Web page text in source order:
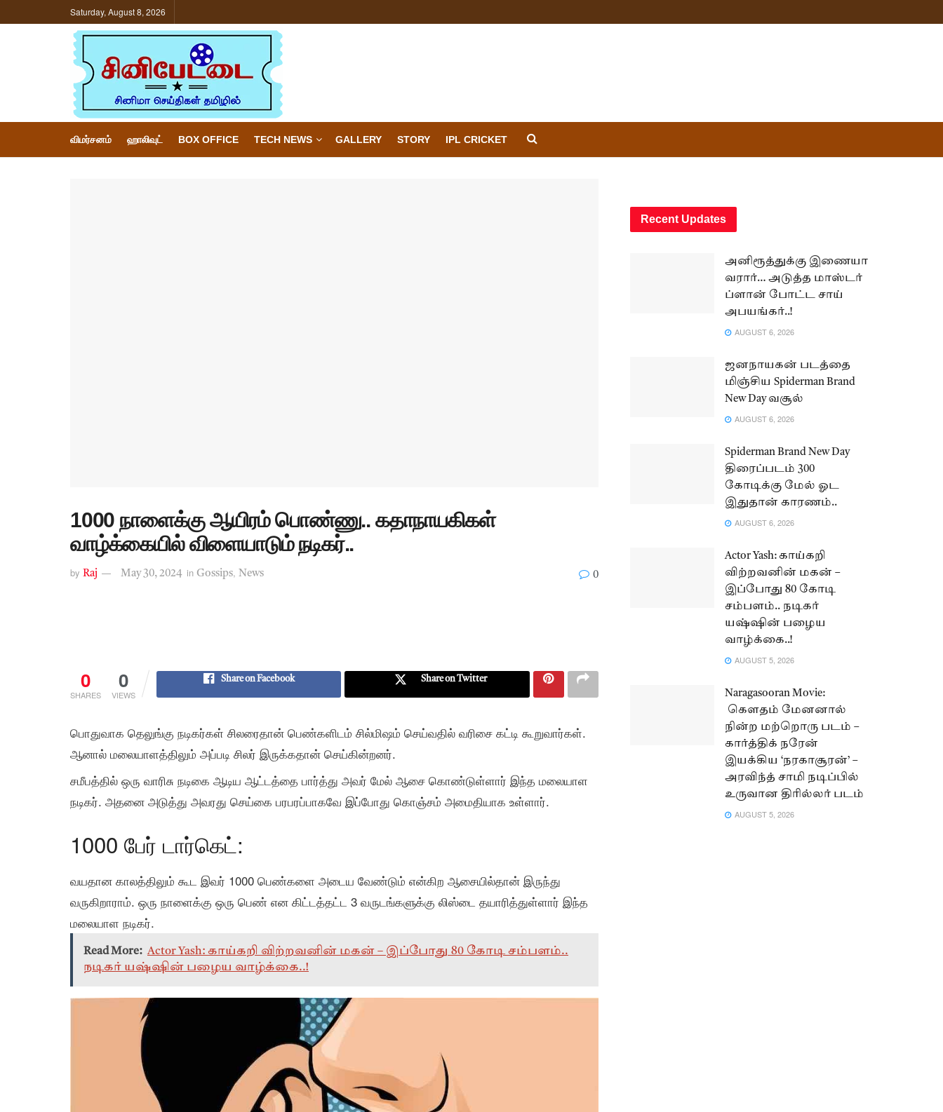
Saturday, August 8, 2026
விமர்சனம் ஹாலிவுட் BOX OFFICE TECH NEWS GALLERY STORY IPL CRICKET
1000 நாளைக்கு ஆயிரம் பொண்ணு.. கதாநாயகிகள்
வாழ்க்கையில் விளையாடும் நடிகர்..
by Raj May 30, 2024 in Gossips, News 0
0
SHARES
0
VIEWS
Share on Facebook Share on Twitter
பொதுவாக தெலுங்கு நடிகர்கள் சிலரைதான் பெண்களிடம் சில்மிஷம் செய்வதில் வரிசை கட்டி கூறுவார்கள்.
ஆனால் மலையாளத்திலும் அப்படி சிலர் இருக்கதான் செய்கின்றனர்.
சமீபத்தில் ஒரு வாரிசு நடிகை ஆடிய ஆட்டத்தை பார்த்து அவர் மேல் ஆசை கொண்டுள்ளார் இந்த மலையாள
நடிகர். அதனை அடுத்து அவரது செய்கை பரபரப்பாகவே இப்போது கொஞ்சம் அமைதியாக உள்ளார்.
1000 பேர் டார்கெட்:
வயதான காலத்திலும் கூட இவர் 1000 பெண்களை அடைய வேண்டும் என்கிற ஆசையில்தான் இருந்து
வருகிறாராம். ஒரு நாளைக்கு ஒரு பெண் என கிட்டத்தட்ட 3 வருடங்களுக்கு லிஸ்டை தயாரித்துள்ளார் இந்த
மலையாள நடிகர்.
Read More: Actor Yash: காய்கறி விற்றவனின் மகன் – இப்போது 80 கோடி சம்பளம்..
நடிகர் யஷ்ஷின் பழைய வாழ்க்கை..!
Recent Updates
அனிரூத்துக்கு இணையா
வரார்… அடுத்த மாஸ்டர்
ப்ளான் போட்ட சாய்
அபயங்கர்..!
AUGUST 6, 2026
ஜனநாயகன் படத்தை
மிஞ்சிய Spiderman Brand
New Day வசூல்
AUGUST 6, 2026
Spiderman Brand New Day
திரைப்படம் 300
கோடிக்கு மேல் ஓட
இதுதான் காரணம்..
AUGUST 6, 2026
Actor Yash: காய்கறி
விற்றவனின் மகன் –
இப்போது 80 கோடி
சம்பளம்.. நடிகர்
யஷ்ஷின் பழைய
வாழ்க்கை..!
AUGUST 5, 2026
Naragasooran Movie:
கௌதம் மேனனால்
நின்ற மற்றொரு படம் –
கார்த்திக் நரேன்
இயக்கிய ‘நரகாசூரன்’ –
அரவிந்த் சாமி நடிப்பில்
உருவான திரில்லர் படம்
AUGUST 5, 2026